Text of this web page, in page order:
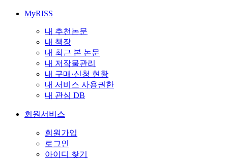
MyRISS
내 추천논문
내 책장
내 최근 본 논문
내 저작물관리
내 구매·신청 현황
내 서비스 사용권한
내 관심 DB
회원서비스
회원가입
로그인
아이디 찾기